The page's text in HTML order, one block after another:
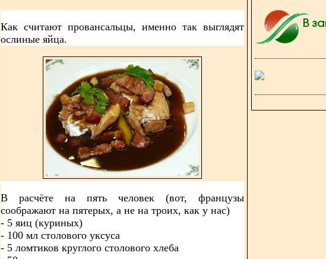
Как считают провансальцы, именно так выглядят
ослиные яйца.
В расчёте на пять человек (вот, французы
соображают на пятерых, а не на троих, как у нас)
- 5 яиц (куриных)
- 100 мл столового уксуса
- 5 ломтиков круглого столового хлеба